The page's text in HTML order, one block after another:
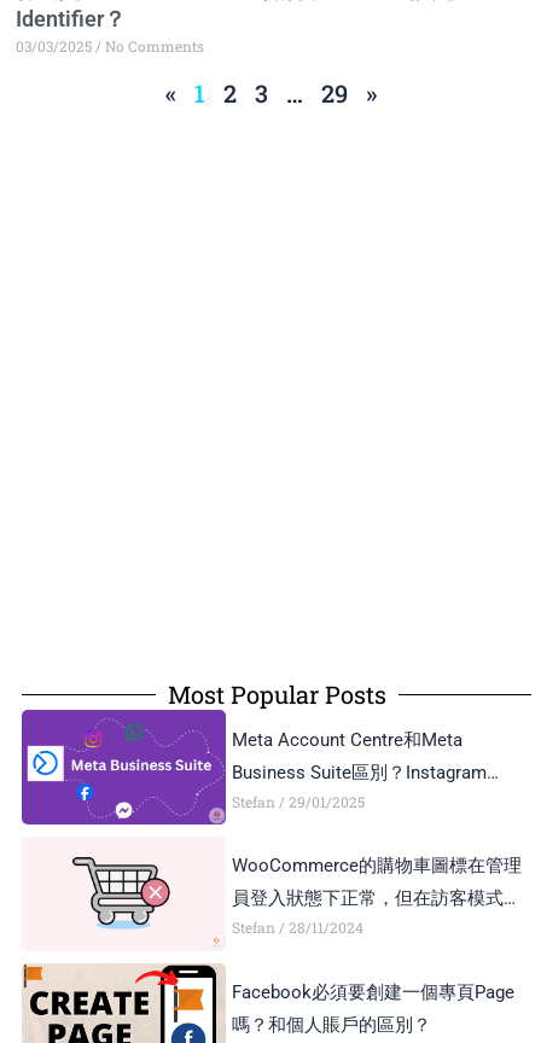
Identifier？
03/03/2025 No Comments
« 1 2 3 … 29 »
Most Popular Posts
Meta Account Centre和Meta
Business Suite區別？Instagram
Business Account和Creator Account
Stefan 29/01/2025
WooCommerce的購物車圖標在管理
員登入狀態下正常，但在訪客模式下
顯示異常，如何解決？
Stefan 28/11/2024
Facebook必須要創建一個專頁Page
嗎？和個人賬戶的區別？